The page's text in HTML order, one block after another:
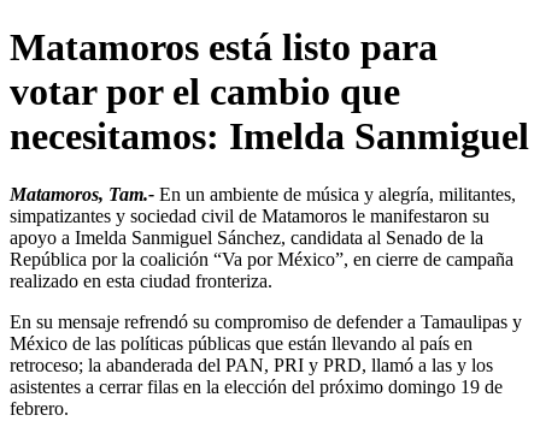
Matamoros está listo para
votar por el cambio que
necesitamos: Imelda Sanmiguel
Matamoros, Tam.- En un ambiente de música y alegría, militantes,
simpatizantes y sociedad civil de Matamoros le manifestaron su
apoyo a Imelda Sanmiguel Sánchez, candidata al Senado de la
República por la coalición “Va por México”, en cierre de campaña
realizado en esta ciudad fronteriza.
En su mensaje refrendó su compromiso de defender a Tamaulipas y
México de las políticas públicas que están llevando al país en
retroceso; la abanderada del PAN, PRI y PRD, llamó a las y los
asistentes a cerrar filas en la elección del próximo domingo 19 de
febrero.